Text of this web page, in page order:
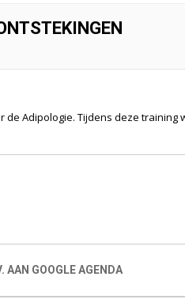
de Adipologie. Tijdens deze
AAN GOOGLE AGENDA